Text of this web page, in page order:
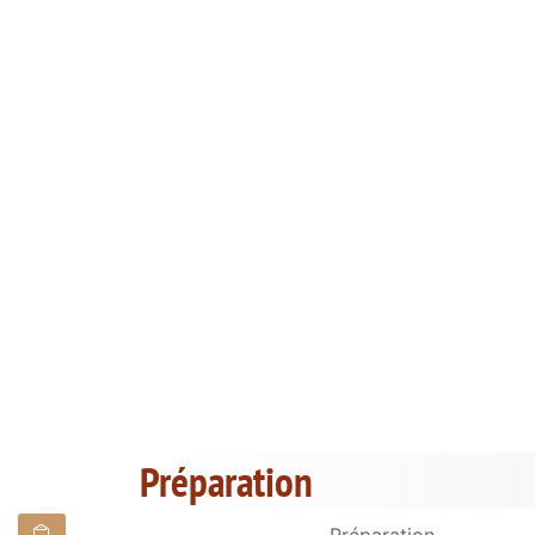
Préparation